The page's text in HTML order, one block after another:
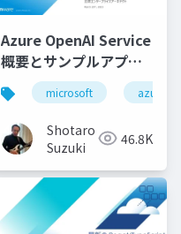
azure autodev
Azure OpenAI Service
概要とサンプルアプリ
等のご紹介
microsoft azure
Shotaro
Suzuki
46.8K